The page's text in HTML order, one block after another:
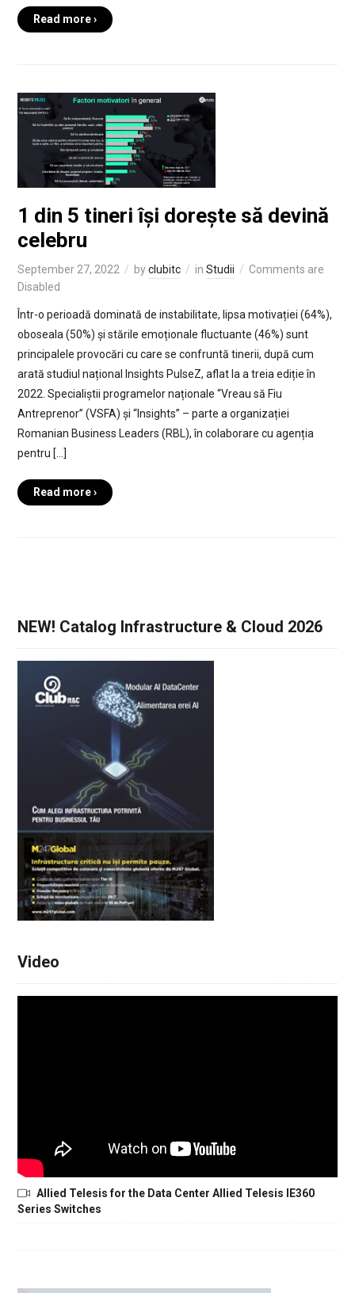
Read more ›
1 din 5 tineri își dorește să devină
celebru
September 27, 2022 byclubitc in Studii
Comments are
Disabled
Într-o perioadă dominată de instabilitate, lipsa motivației (64%),
oboseala (50%) și stările emoționale fluctuante (46%) sunt
principalele provocări cu care se confruntă tinerii, după cum
arată studiul național Insights PulseZ, aflat la a treia ediție în
2022. Specialiștii programelor naționale “Vreau să Fiu
Antreprenor” (VSFA) și “Insights” – parte a organizației
Romanian Business Leaders (RBL), în colaborare cu agenția
pentru […]
Read more ›
NEW! Catalog Infrastructure & Cloud 2026
Video
Allied Telesis for the Data Center Allied Telesis IE360
Series Switches